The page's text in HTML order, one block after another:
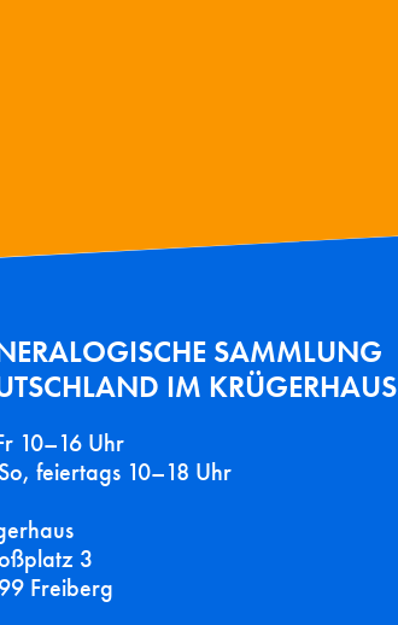
SAMMLUNG
IM KRÜGERHAUS
10–16 Uhr
feiertags 10–18 Uhr
3
Freiberg